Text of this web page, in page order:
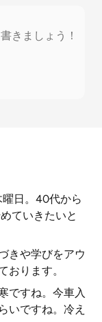
きましょう！
日。40代から
ていきたいと
きや学びをアウ
おります。
ですね。今車入
いですね。冷え